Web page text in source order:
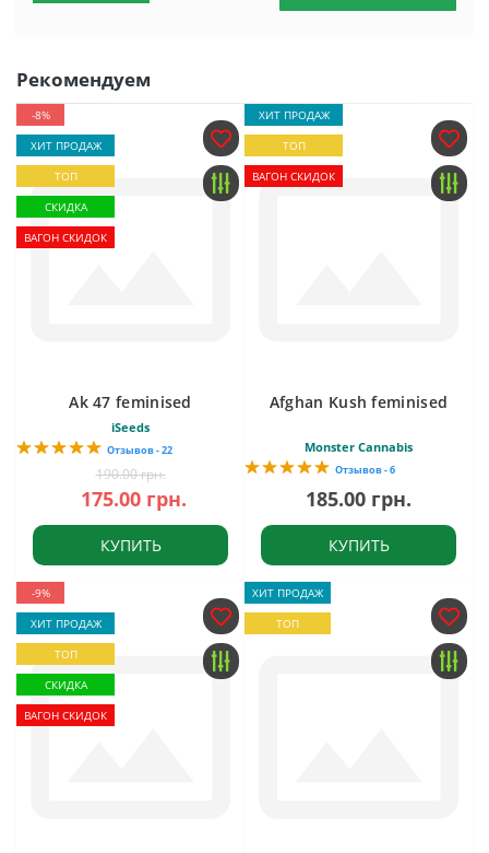
Рекомендуем
-8%
ХИТ ПРОДАЖ
ТОП
СКИДКА
ВАГОН СКИДОК
Ak 47 feminised
iSeeds
Отзывов - 22
190.00 грн.
175.00 грн.
КУПИТЬ
ХИТ ПРОДАЖ
ТОП
ВАГОН СКИДОК
Afghan Kush feminised
Monster Cannabis
Отзывов - 6
185.00 грн.
КУПИТЬ
-9%
ХИТ ПРОДАЖ
ТОП
СКИДКА
ВАГОН СКИДОК
ХИТ ПРОДАЖ
ТОП